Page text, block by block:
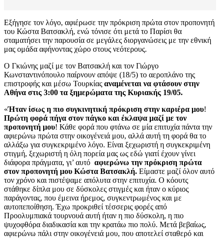
Εξήγησε τον λόγο, αφιέρωσε την πρόκριση πρώτα στον προπονητή
του Κώστα Βατσακλή, ενώ τόνισε ότι μετά το Παρίσι θα
σταματήσει την παρουσία σε μεγάλες διοργανώσεις με την εθνική
μας ομάδα αφήνοντας χώρο στους νεότερους.
Ο Γκιώνης μαζί με τον Βατσακλή και τον Γιώργο
Κωνσταντινόπουλο παίρνουν απόψε (18/5) το αεροπλάνο της
επιστροφής και μέσω Τουρκίας αναμένεται να φτάσουν στην
Αθήνα στις 3:00 τα ξημερώματα της Κυριακής 19/05.
«Ήταν ίσως η πιο συγκινητική πρόκριση στην καριέρα μου!
Πρώτη φορά πήγα στον πάγκο και έκλαψα μαζί με τον
προπονητή μου! Κάθε φορά που φτάνω σε μία επιτυχία πάντα την
αφιερώνω πρώτα στην οικογένειά μου, αλλά αυτή τη φορά θα το
αλλάξω για συγκεκριμένο λόγο. Είναι ξεχωριστή η συγκεκριμένη
στιγμή, ξεχωριστή η όλη πορεία μας ως εδώ γιατί έχουν γίνει
διάφορα πράγματα, γι’ αυτό αφιερώνω την πρόκριση πρώτα
στον προπονητή μου Κώστα Βατσακλή. Είμαστε μαζί όλον αυτό
τον χρόνο και πιστέψαμε απόλυτα στην επιτυχία. Ο κόουτς
στάθηκε δίπλα μου σε δύσκολες στιγμές και ήταν ο κύριος
παράγοντας, που έμεινα ήρεμος, συγκεντρωμένος και με
αυτοπεποίθηση. Έχω προκριθεί τέσσερις φορές από
Προολυμπιακά τουρνουά αυτή ήταν η πιο δύσκολη, η πιο
ψυχοφθόρα διαδικασία και την κρατάω πιο πολύ. Μετά βεβαίως,
αφιερώνω πάλι στην οικογένειά μου, που αποτελεί σταθερό και